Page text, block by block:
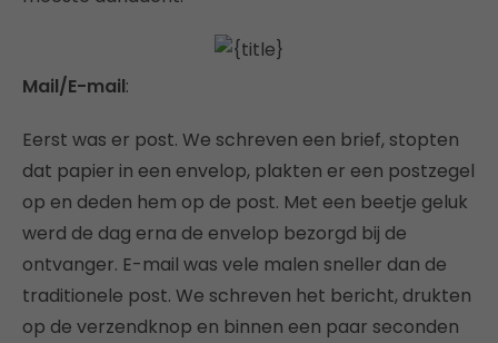
Mail/E-mail:
Eerst was er post. We schreven een brief, stopten
dat papier in een envelop, plakten er een postzegel
op en deden hem op de post. Met een beetje geluk
werd de dag erna de envelop bezorgd bij de
ontvanger. E-mail was vele malen sneller dan de
traditionele post. We schreven het bericht, drukten
op de verzendknop en binnen een paar seconden